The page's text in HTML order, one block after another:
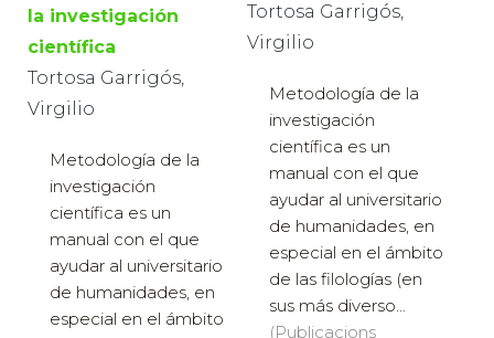
la investigación
científica
Tortosa Garrigós,
Virgilio
Metodología de la
investigación
científica es un
manual con el que
ayudar al universitario
de humanidades, en
especial en el ámbito
Tortosa Garrigós,
Virgilio
Metodología de la
investigación
científica es un
manual con el que
ayudar al universitario
de humanidades, en
especial en el ámbito
de las filologías (en
sus más diverso...
(Publicacions